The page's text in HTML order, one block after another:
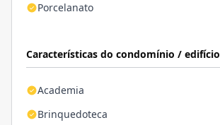
Porcelanato
Características do condomínio / edifício
Academia
Brinquedoteca